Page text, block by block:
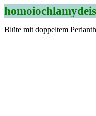
Blüte mit doppeltem